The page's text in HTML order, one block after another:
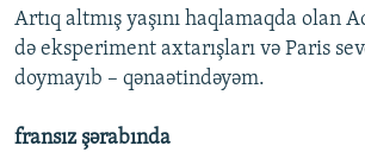
Artıq altmış yaşını haqlamaqda olan
də eksperiment axtarışları və Paris
doymayıb – qənaətindəyəm.
fransız şərabında